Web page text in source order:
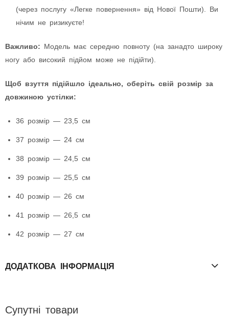
(через послугу «Легке повернення» від Нової Пошти). Ви
нічим не ризикуєте!
Важливо: Модель має середню повноту (на занадто широку
ногу або високий підйом може не підійти).
Щоб взуття підійшло ідеально, оберіть свій розмір за
довжиною устілки:
36 розмір — 23,5 см
37 розмір — 24 см
38 розмір — 24,5 см
39 розмір — 25,5 см
40 розмір — 26 см
41 розмір — 26,5 см
42 розмір — 27 см
ДОДАТКОВА ІНФОРМАЦІЯ
Супутні товари